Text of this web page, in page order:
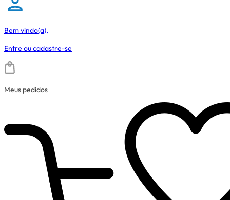
Bem vindo(a),
Entre oucadastre-se
Meus pedidos